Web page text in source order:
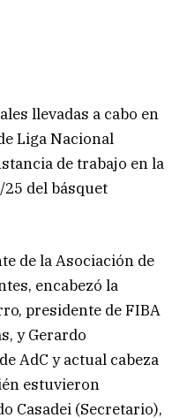
llevadas a cabo en
Liga Nacional
de trabajo en la
del básquet
de la Asociación de
encabezó la
presidente de FIBA
y Gerardo
AdC y actual cabeza
estuvieron
Casadei (Secretario),